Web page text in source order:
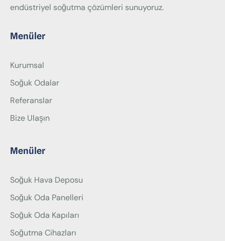
endüstriyel soğutma çözümleri sunuyoruz.
Menüler
Kurumsal
Soğuk Odalar
Referanslar
Bize Ulaşın
Menüler
Soğuk Hava Deposu
Soğuk Oda Panelleri
Soğuk Oda Kapıları
Soğutma Cihazları